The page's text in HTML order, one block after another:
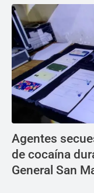
Agentes
de cocaína
General San